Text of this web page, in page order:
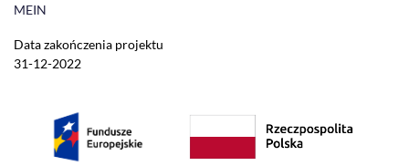
MEIN
Data zakończenia projektu
31-12-2022